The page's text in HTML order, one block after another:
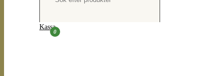
Kassa
0